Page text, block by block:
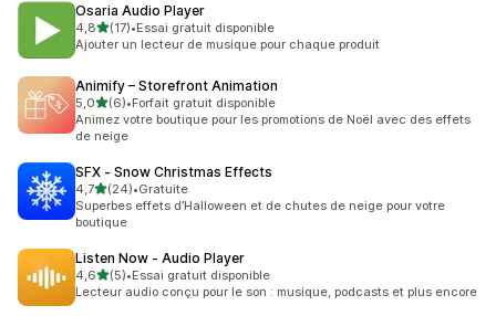
Osaria Audio Player
4,8étoile(s) sur 5
(17)
17 avis au total
•Essai gratuit disponible
Ajouter un lecteur de musique pour chaque produit
Animify – Storefront Animation
5,0étoile(s) sur 5
(6)
6 avis au total
•Forfait gratuit disponible
Animez votre boutique pour les promotions de Noël avec des effets
de neige
SFX ‑ Snow Christmas Effects
4,7étoile(s) sur 5
(24)
24 avis au total
•Gratuite
Superbes effets d’Halloween et de chutes de neige pour votre
boutique
Listen Now ‑ Audio Player
4,6étoile(s) sur 5
(5)
5 avis au total
•Essai gratuit disponible
Lecteur audio conçu pour le son : musique, podcasts et plus encore